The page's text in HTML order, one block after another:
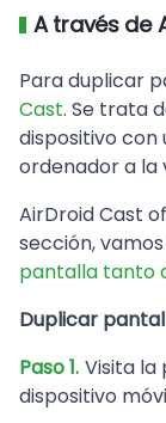
A través de
Para duplicar
Cast. Se trata
dispositivo con
ordenador a la
AirDroid Cast
sección,
pantalla tanto
Duplicar
Paso 1. Visita la
dispositivo